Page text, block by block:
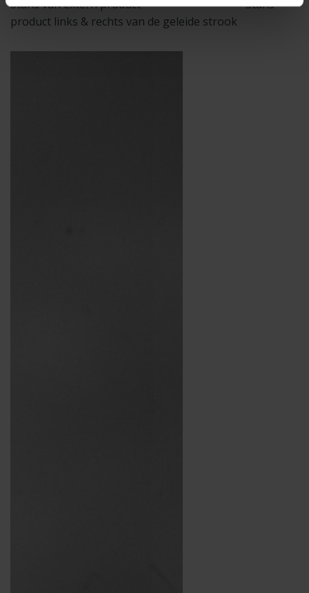
Stans van extern product Stans
product links & rechts van de geleide strook